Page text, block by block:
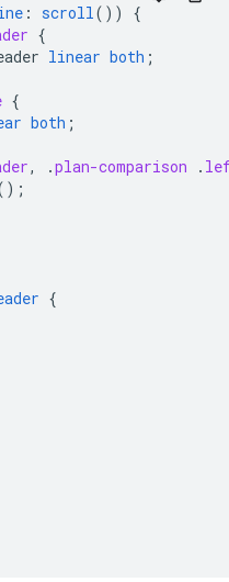
: scroll())
{
{
linear both ;
{
both ;
, .plan-comparison .
{